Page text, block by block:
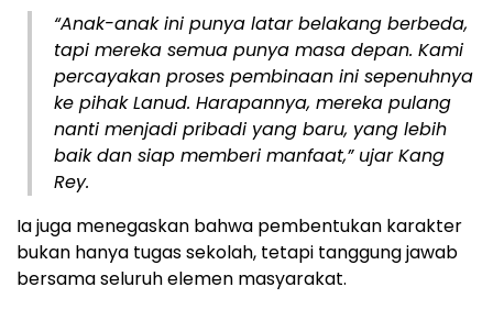
“Anak-anak ini punya latar belakang berbeda,
tapi mereka semua punya masa depan. Kami
percayakan proses pembinaan ini sepenuhnya
ke pihak Lanud. Harapannya, mereka pulang
nanti menjadi pribadi yang baru, yang lebih
baik dan siap memberi manfaat,” ujar Kang
Rey.
Ia juga menegaskan bahwa pembentukan karakter
bukan hanya tugas sekolah, tetapi tanggung jawab
bersama seluruh elemen masyarakat.